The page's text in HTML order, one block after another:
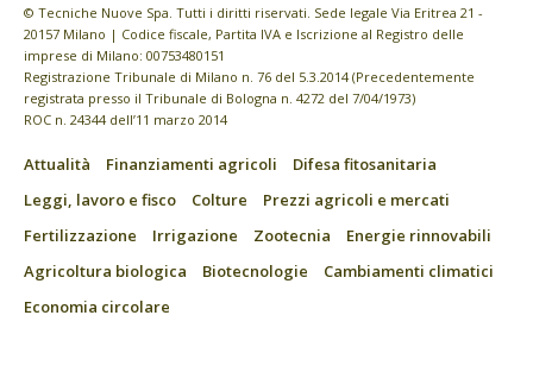
© Tecniche Nuove Spa. Tutti i diritti riservati. Sede legale Via Eritrea 21 -
20157 Milano | Codice fiscale, Partita IVA e Iscrizione al Registro delle
imprese di Milano: 00753480151
Registrazione Tribunale di Milano n. 76 del 5.3.2014 (Precedentemente
registrata presso il Tribunale di Bologna n. 4272 del 7/04/1973)
ROC n. 24344 dell’11 marzo 2014
Attualità Finanziamenti agricoli
Difesa fitosanitaria
Leggi, lavoro e fisco
Colture
Prezzi agricoli e mercati
Fertilizzazione
Irrigazione Zootecnia
Energie rinnovabili
Agricoltura biologica
Biotecnologie
Cambiamenti climatici
Economia circolare